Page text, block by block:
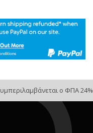
ο ΦΠΑ 24%